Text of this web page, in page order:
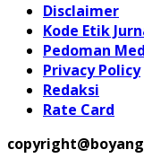
Disclaimer
Kode Etik
Pedoman
Privacy Policy
Redaksi
Rate Card